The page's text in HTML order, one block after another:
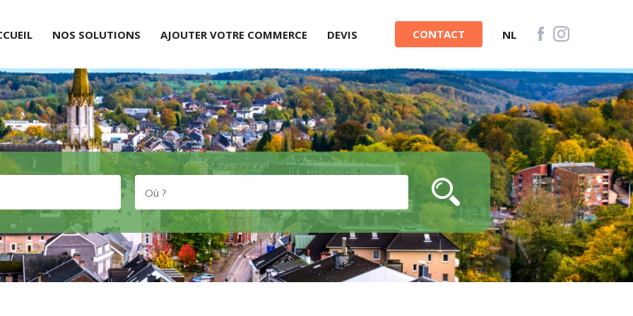
NOS SOLUTIONS AJOUTER VOTRE COMMERCE DEVIS CONTACT NL